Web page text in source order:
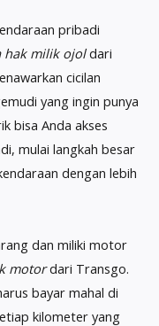
pribadi
hak milik ojoldari
cicilan
yang ingin punya
bisa Anda akses
mulai langkah besar
dengan lebih
dan miliki motor
motordari Transgo.
bayar mahal di
kilometer yang